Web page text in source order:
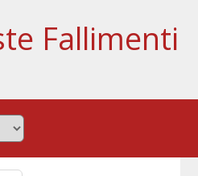
Fallimenti